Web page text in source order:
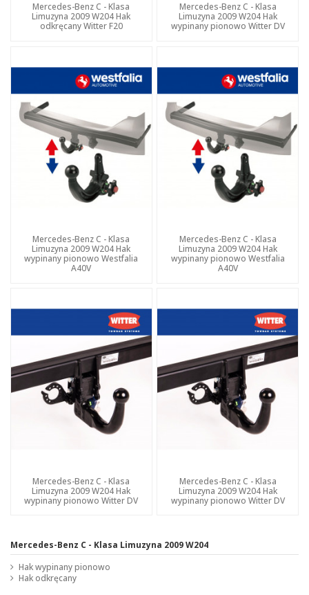
Mercedes-Benz C - Klasa
Limuzyna 2009 W204 Hak
odkręcany Witter F20
Mercedes-Benz C - Klasa
Limuzyna 2009 W204 Hak
wypinany pionowo Witter DV
Mercedes-Benz C - Klasa
Limuzyna 2009 W204 Hak
wypinany pionowo Westfalia
A40V
Mercedes-Benz C - Klasa
Limuzyna 2009 W204 Hak
wypinany pionowo Westfalia
A40V
Mercedes-Benz C - Klasa
Limuzyna 2009 W204 Hak
wypinany pionowo Witter DV
Mercedes-Benz C - Klasa
Limuzyna 2009 W204 Hak
wypinany pionowo Witter DV
Mercedes-Benz C - Klasa Limuzyna 2009 W204
Hak wypinany pionowo
Hak odkręcany